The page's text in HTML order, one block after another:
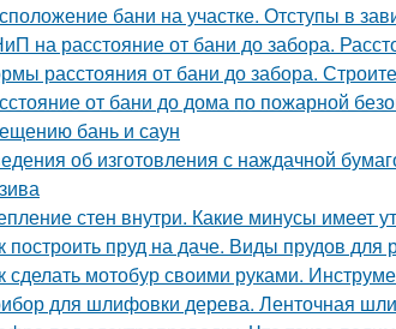
бани на участке. Отступы в
на расстояние от бани до забора.
расстояния от бани до забора.
от бани до дома по пожарной
бань и саун
об изготовления с наждачной
стен внутри. Какие минусы имеет
построить пруд на даче. Виды прудов
сделать мотобур своими руками.
для шлифовки дерева. Ленточная